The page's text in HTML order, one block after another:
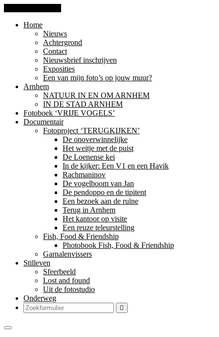
Home
Nieuws
Achtergrond
Contact
Nieuwsbrief inschrijven
Exposities
Een van mijn foto’s op jouw muur?
Arnhem
NATUUR IN EN OM ARNHEM
IN DE STAD ARNHEM
Fotoboek ‘VRIJE VOGELS’
Documentair
Fotoproject ‘TERUGKIJKEN’
De onoverwinnelijke
Het weitje met de puist
De Loenense kei
In de kijker: Een V1 en een Havik
Rachmaninov
De vogelboom van Jan
De pendoppo en de tipitent
Een bezoek aan de ruïne
Terug in Arnhem
Het kantoor op visite
Een reuze teleurstelling
Fish, Food & Friendship
Photobook Fish, Food & Friendship
Garnalenvissers
Stilleven
Sfeerbeeld
Lost and found
Uit de fotostudio
Onderweg
Zoeken